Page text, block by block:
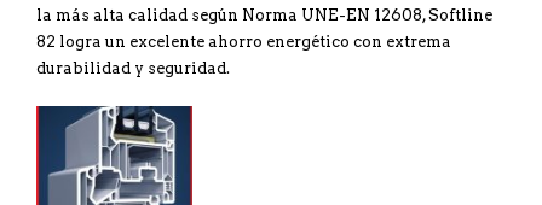
la más alta calidad según Norma UNE-EN 12608, Softline
82 logra un excelente ahorro energético con extrema
durabilidad y seguridad.